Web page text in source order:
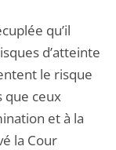
qu’il
d’atteinte
le risque
que ceux
et à la
la Cour